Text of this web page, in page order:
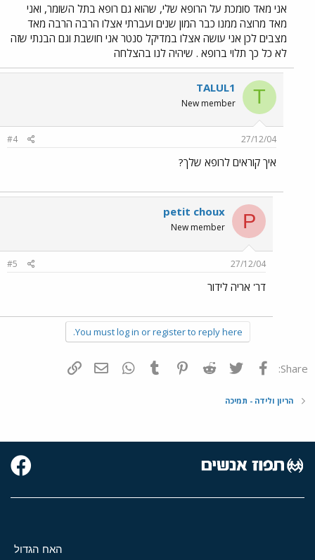
אני מאד סומכת על הרופא שלי, שהוא גם רופא בתל השומר, ואני
מאד מרוצה ממנו כבר המון שנים ועברתי אצלו הרבה הרבה מאד
מצבים לכן אני עושה אצלו במדיקל סנטר אני חושבת וגם הבנתי שזה
לא כל כך תלוי ברופא . שיהיה לנו בהצלחה
T
TALUL1
New member
27/12/04
#4
איך קוראים לרופא שלך?
P
petit choux
New member
27/12/04
#5
דר' אריה לידור
You must log in or register to reply here.
Share: פייסבוק Twitter
Reddit
Pinterest
Tumblr
WhatsAppדואר אלקטרוני
הריון ולידה - תמיכה
האח הגדול